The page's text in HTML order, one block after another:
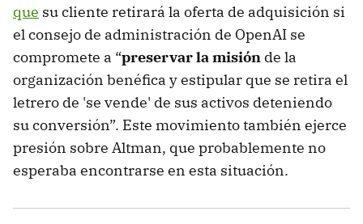
que su cliente retirará la oferta de adquisición si
el consejo de administración de OpenAI se
compromete a “preservar la misión de la
organización benéfica y estipular que se retira el
letrero de 'se vende' de sus activos deteniendo
su conversión”. Este movimiento también ejerce
presión sobre Altman, que probablemente no
esperaba encontrarse en esta situación.